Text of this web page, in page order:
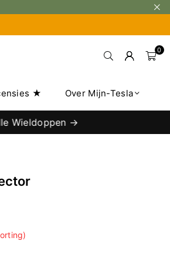
0
★ Over Mijn-Tesla
upgrade? Tijdelijk tot wel 40%